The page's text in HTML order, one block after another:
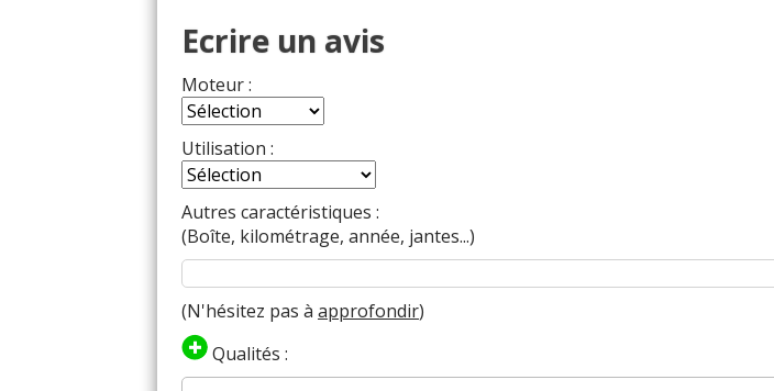
Ecrire un avis
Moteur :
Utilisation :
Autres caractéristiques :
(Boîte, kilométrage, année, jantes...)
(N'hésitez pas à approfondir)
Qualités :